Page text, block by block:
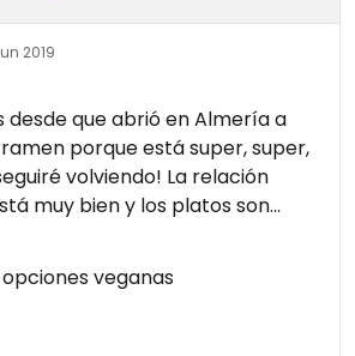
2019
desde que abrió en Almería a
porque está super, super,
volviendo! La relación
muy bien y los platos son
veganas